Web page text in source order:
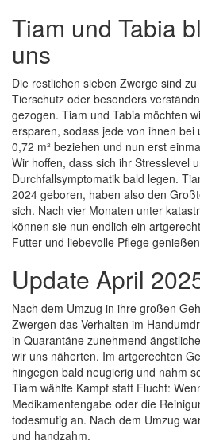
Tiam und Tabia
uns
Die restlichen sieben Zwerge sind
Tierschutz oder besonders
gezogen. Tiam und Tabia möchten
ersparen, sodass jede von ihnen bei
0,72 m² beziehen und nun erst
Wir hoffen, dass sich ihr Stresslevel
Durchfallsymptomatik bald legen.
2024 geboren, haben also den
sich. Nach vier Monaten unter
können sie nun endlich ein
Futter und liebevolle Pflege
Update April
Nach dem Umzug in ihre großen
Zwergen das Verhalten im
in Quarantäne zunehmend
wir uns näherten. Im artgerechten
hingegen bald neugierig und nahm
Tiam wählte Kampf statt Flucht:
Medikamentengabe oder die
todesmutig an. Nach dem Umzug
und handzahm.